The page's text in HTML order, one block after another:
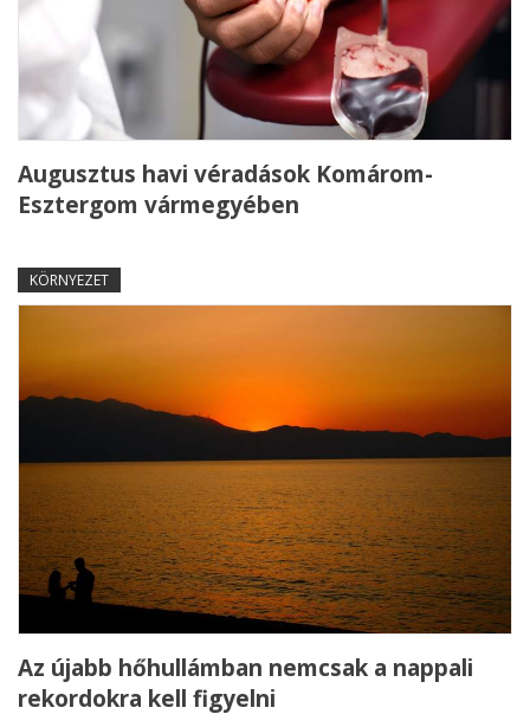
Augusztus havi véradások Komárom-
Esztergom vármegyében
KÖRNYEZET
Az újabb hőhullámban nemcsak a nappali
rekordokra kell figyelni